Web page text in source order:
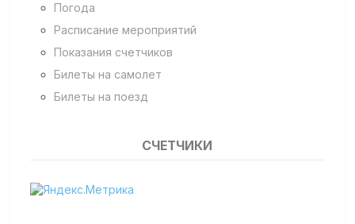
Погода
Расписание мероприятий
Показания счетчиков
Билеты на самолет
Билеты на поезд
СЧЕТЧИКИ